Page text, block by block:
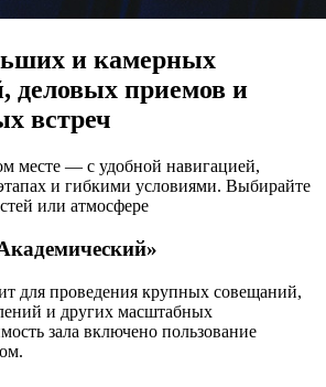
и камерных
деловых приемов и
встреч
месте — с удобной навигацией,
и гибкими условиями. Выбирайте
или атмосфере
для проведения крупных совещаний,
и других масштабных
зала включено пользование